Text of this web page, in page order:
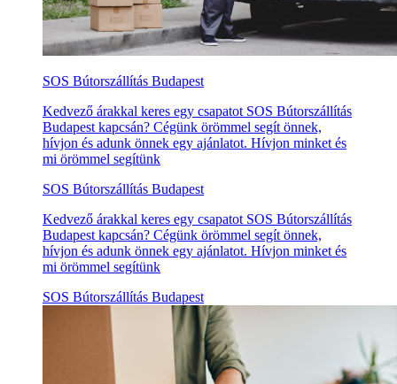
SOS Bútorszállítás Budapest
Kedvező árakkal keres egy csapatot SOS Bútorszállítás
Budapest kapcsán? Cégünk örömmel segít önnek,
hívjon és adunk önnek egy ajánlatot. Hívjon minket és
mi örömmel segítünk
SOS Bútorszállítás Budapest
Kedvező árakkal keres egy csapatot SOS Bútorszállítás
Budapest kapcsán? Cégünk örömmel segít önnek,
hívjon és adunk önnek egy ajánlatot. Hívjon minket és
mi örömmel segítünk
SOS Bútorszállítás Budapest